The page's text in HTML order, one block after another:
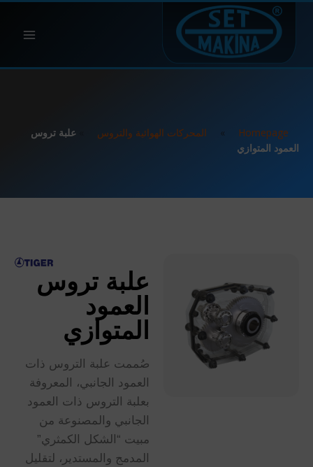
Homepage
» المحركات الهوائية والتروس
علبة تروس
العمود المتوازي
علبة تروس
العمود
المتوازي
صُممت علبة التروس ذات
العمود الجانبي، المعروفة
بعلبة التروس ذات العمود
الجانبي والمصنوعة من
مبيت “الشكل الكمثري”
المدمج والمستدير، لتقليل